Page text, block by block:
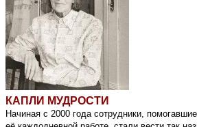
КАПЛИ МУДРОСТИ
Начиная с 2000 года сотрудники,